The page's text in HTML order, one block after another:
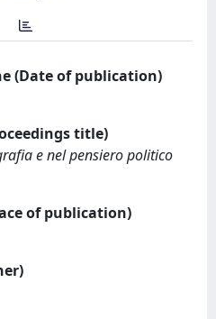
(Date of publication)
title)
e nel pensiero politico
of publication)